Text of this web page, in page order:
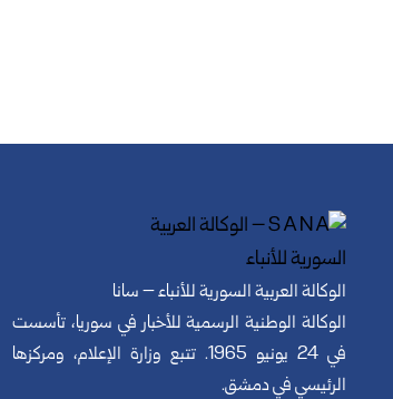
الوكالة العربية السورية للأنباء – سانا
الوكالة الوطنية الرسمية للأخبار في سوريا، تأسست
في 24 يونيو 1965. تتبع وزارة الإعلام، ومركزها
الرئيسي في دمشق.